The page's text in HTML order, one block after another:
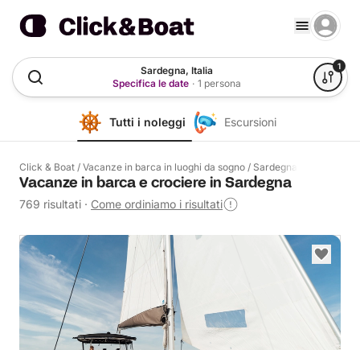
Sardegna, Italia
Specifica le date · 1 persona
1
Tutti i noleggi Escursioni
Click & Boat / Vacanze in barca in luoghi da sogno / Sardegna
Vacanze in barca e crociere in Sardegna
769 risultati · Come ordiniamo i risultati